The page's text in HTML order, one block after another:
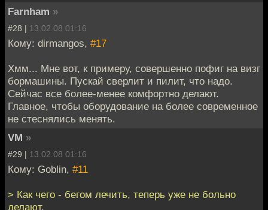
Farnham »
#28 | 13.02.08 01:16
Кому: dirmangos, #17
Хмм... Мне вот, к примеру, совершенно пофиг на визг
бормашины. Пускай сверлит и пилит, что надо.
Сейчас все более-менее комфортно делают.
Главное, чтобы оборудование на более современное
не стеснялись менять.
VM »
#29 | 13.02.08 01:16
Кому: Goblin, #11
> Как чего - бегом лечить, теперь уже не больно
делают.